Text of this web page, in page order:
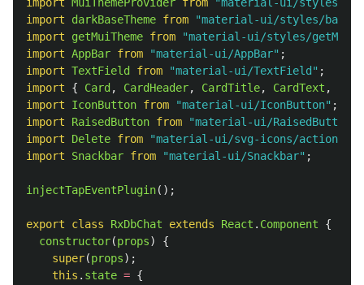
import MuiThemeProvider from "material-ui/styles/
import
darkBaseTheme from "material-ui/styles/
import
getMuiTheme from "material-ui/styles/
import AppBar from "material-ui/AppBar" ;
import TextField from "material-ui/TextField " ;
import
{ Card , CardHeader, CardTitle, CardText ,
import
IconButton from "material-ui/IconButton" ;
import
RaisedButton from "material-ui/RaisedButton
import
Delete from "material-ui/svg-icons/action/
import
Snackbar from "material-ui/Snackbar" ;
injectTapEventPlugin();
export class RxDbChat extends React . Component
{
constructor(props)
{
super(props);
this . state = {